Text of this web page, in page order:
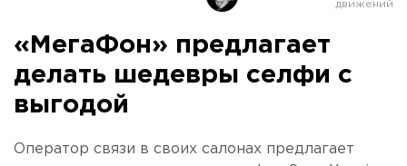
«МегаФон» предлагает
делать шедевры селфи с
выгодой
Оператор связи в своих салонах предлагает